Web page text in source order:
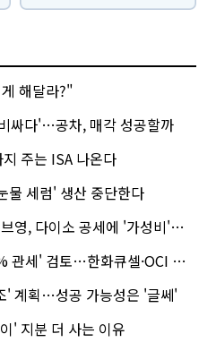
해달라?"
싸다'…공차, 매각 성공할까
주는 ISA 나온다
물 세럼' 생산 중단한다
다이소 공세에 '가성비'로 맞불
' 검토…한화큐셀·OCI 영향은?
' 계획…성공 가능성은 '글쎄'
' 지분 더 사는 이유